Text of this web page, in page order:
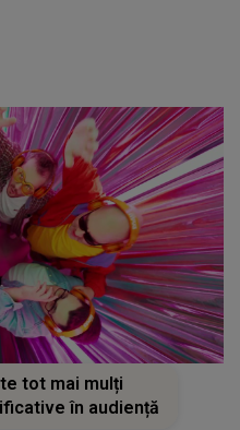
tot mai mulți
în audiență